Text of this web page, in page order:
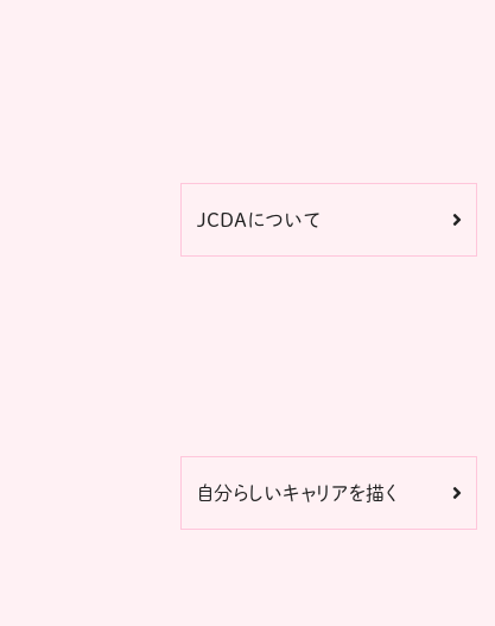
JCDAについて
自分らしいキャリアを描く